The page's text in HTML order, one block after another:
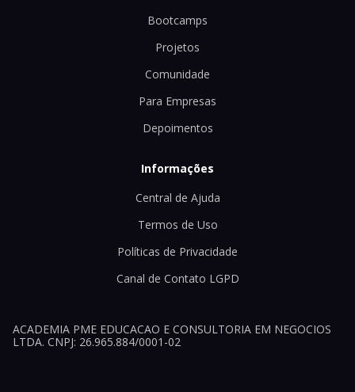
Bootcamps
Projetos
Comunidade
Para Empresas
Depoimentos
Informações
Central de Ajuda
Termos de Uso
Políticas de Privacidade
Canal de Contato LGPD
ACADEMIA PME EDUCACAO E CONSULTORIA EM NEGOCIOS
LTDA. CNPJ: 26.965.884/0001-02